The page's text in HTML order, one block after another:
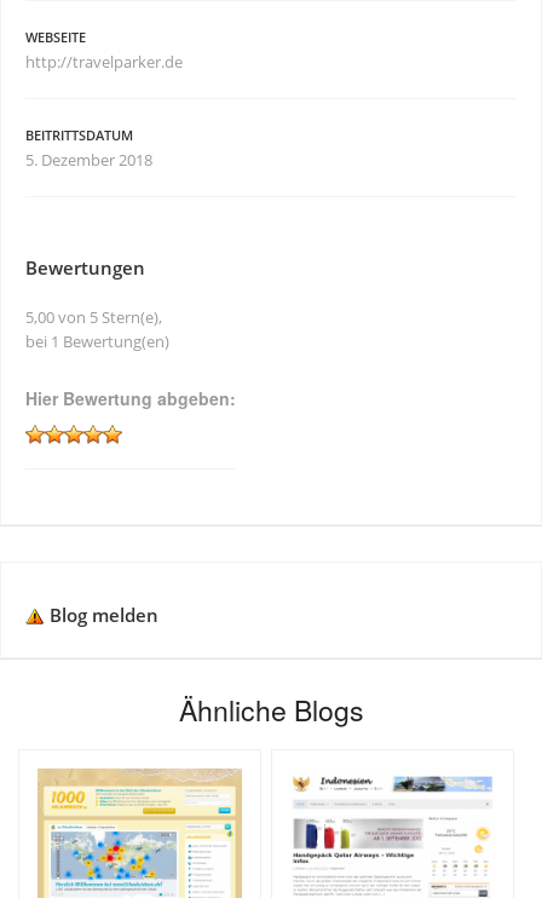
WEBSEITE
http://travelparker.de
BEITRITTSDATUM
5. Dezember 2018
Bewertungen
5,00 von 5 Stern(e),
bei 1 Bewertung(en)
Hier Bewertung abgeben:
Blog melden
Ähnliche Blogs